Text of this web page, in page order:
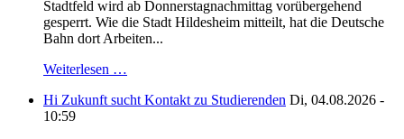
Stadtfeld wird ab Donnerstagnachmittag vorübergehend
gesperrt. Wie die Stadt Hildesheim mitteilt, hat die Deutsche
Bahn dort Arbeiten...
Weiterlesen …
Hi Zukunft sucht Kontakt zu Studierenden Di, 04.08.2026 -
10:59